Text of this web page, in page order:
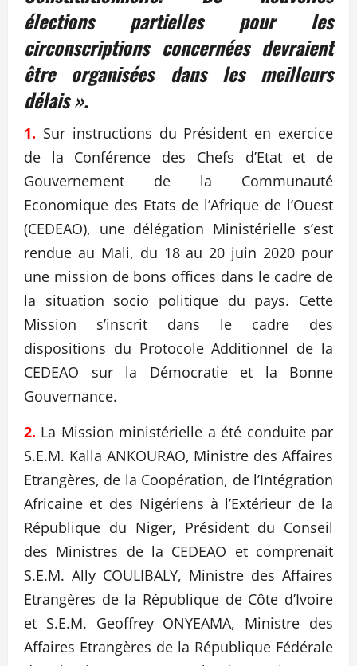
élections partielles pour les
circonscriptions concernées devraient
être organisées dans les meilleurs
délais ».
1. Sur instructions du Président en exercice
de la Conférence des Chefs d’Etat et de
Gouvernement de la Communauté
Economique des Etats de l’Afrique de l’Ouest
(CEDEAO), une délégation Ministérielle s’est
rendue au Mali, du 18 au 20 juin 2020 pour
une mission de bons offices dans le cadre de
la situation socio politique du pays. Cette
Mission s’inscrit dans le cadre des
dispositions du Protocole Additionnel de la
CEDEAO sur la Démocratie et la Bonne
Gouvernance.
2. La Mission ministérielle a été conduite par
S.E.M. Kalla ANKOURAO, Ministre des Affaires
Etrangères, de la Coopération, de l’Intégration
Africaine et des Nigériens à l’Extérieur de la
République du Niger, Président du Conseil
des Ministres de la CEDEAO et comprenait
S.E.M. Ally COULIBALY, Ministre des Affaires
Etrangères de la République de Côte d’Ivoire
et S.E.M. Geoffrey ONYEAMA, Ministre des
Affaires Etrangères de la République Fédérale